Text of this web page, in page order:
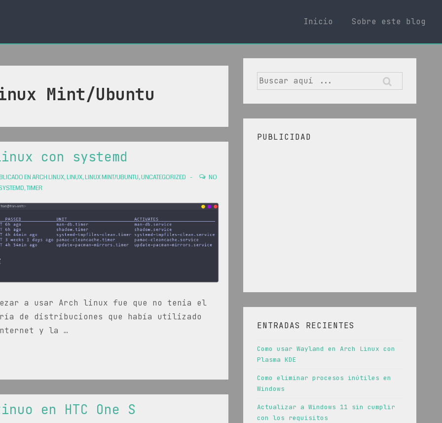
Inicio Sobre este blog
Mint/Ubuntu
con systemd
ENARCH LINUX,LINUX,LINUX MINT/UBUNTU,UNCATEGORIZED
NO
,TIMER
a usar Arch linux fue que no tenia el
de distribuciones que había utilizado
y la …
en HTC One S
Buscar
por:
PUBLICIDAD
ENTRADAS RECIENTES
Como usar Wayland en Arch Linux con
Plasma KDE
Como eliminar procesos inútiles en
Windows
Actualizar a Windows 11 sin cumplir
con los requisitos